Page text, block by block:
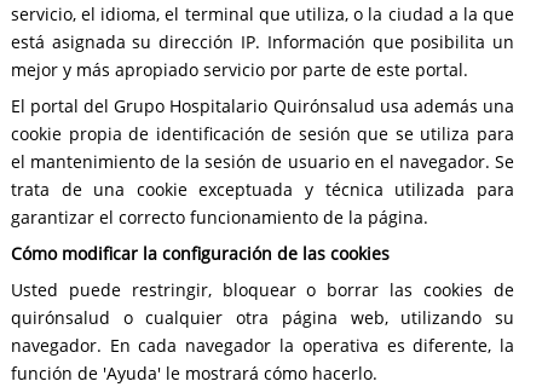
servicio, el idioma, el terminal que utiliza, o la ciudad a la que
está asignada su dirección IP. Información que posibilita un
mejor y más apropiado servicio por parte de este portal.
El portal del Grupo Hospitalario Quirónsalud usa además una
cookie propia de identificación de sesión que se utiliza para
el mantenimiento de la sesión de usuario en el navegador. Se
trata de una cookie exceptuada y técnica utilizada para
garantizar el correcto funcionamiento de la página.
Cómo modificar la configuración de las cookies
Usted puede restringir, bloquear o borrar las cookies de
quirónsalud o cualquier otra página web, utilizando su
navegador. En cada navegador la operativa es diferente, la
función de 'Ayuda' le mostrará cómo hacerlo.